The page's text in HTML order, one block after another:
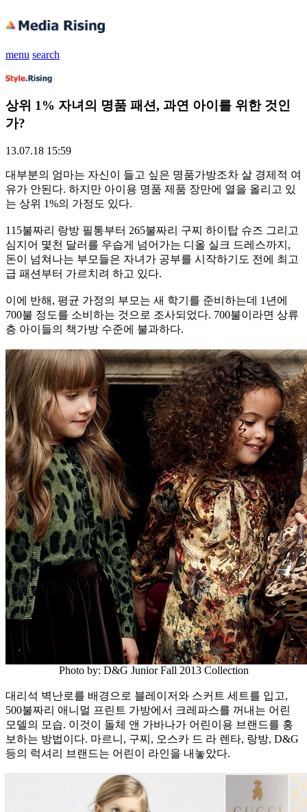
menu search
상위 1% 자녀의 명품 패션, 과연 아이를 위한 것인
가?
13.07.18 15:59
대부분의 엄마는 자신이 들고 싶은 명품가방조차 살 경제적 여
유가 안된다. 하지만 아이용 명품 제품 장만에 열을 올리고 있
는 상위 1%의 가정도 있다.
115불짜리 랑방 필통부터 265불짜리 구찌 하이탑 슈즈 그리고
심지어 몇천 달러를 우습게 넘어가는 디올 실크 드레스까지,
돈이 넘쳐나는 부모들은 자녀가 공부를 시작하기도 전에 최고
급 패션부터 가르치려 하고 있다.
이에 반해, 평균 가정의 부모는 새 학기를 준비하는데 1년에
700불 정도를 소비하는 것으로 조사되었다. 700불이라면 상류
층 아이들의 책가방 수준에 불과하다.
Photo by: D&G Junior Fall 2013 Collection
대리석 벽난로를 배경으로 블레이저와 스커트 세트를 입고,
500불짜리 애니멀 프린트 가방에서 크레파스를 꺼내는 어린
모델의 모습. 이것이 돌체 앤 가바나가 어린이용 브랜드를 홍
보하는 방법이다. 마르니, 구찌, 오스카 드 라 렌타, 랑방, D&G
등의 럭셔리 브랜드는 어린이 라인을 내놓았다.